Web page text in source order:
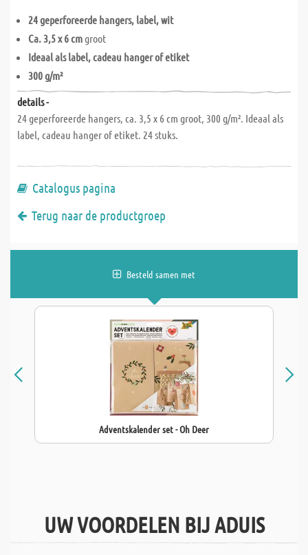
24 geperforeerde hangers, label, wit
Ca. 3,5 x 6 cmgroot
Ideaal als label, cadeau hanger of etiket
300 g/m²
details -
24 geperforeerde hangers, ca. 3,5 x 6 cm groot, 300 g/m². Ideaal als
label, cadeau hanger of etiket. 24 stuks.
Catalogus pagina
Terug naar de productgroep
Besteld samen met
Adventskalender set - Oh Deer
UW VOORDELEN BIJ ADUIS